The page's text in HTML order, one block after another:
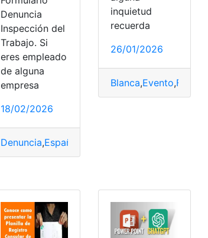
Denuncia
Inspección del
Trabajo. Si
eres empleado
de alguna
empresa
18/02/2026
Denuncia,España
inquietud
recuerda
26/01/2026
Blanca,Evento,Fecha